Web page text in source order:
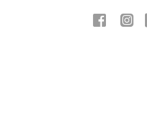
Social icons